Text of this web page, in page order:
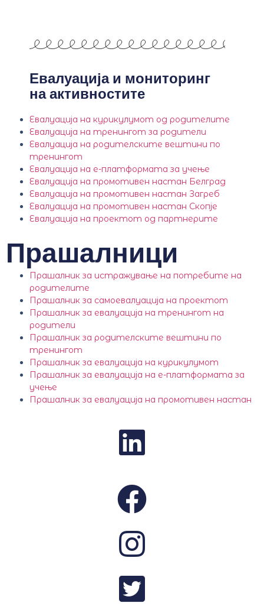
Евалуација и мониторинг
на активностите
Евалуација на курикулумот од родителите
Евалуација на тренингот за родители
Евалуација на родителските вештини по
тренингот
Евалуација на е-платформата за учење
Евалуација на промотивен настан Белград
Евалуација на промотивен настан Загреб
Евалуација на промотивен настан Скопје
Евалуација на проектот од партнерите
Прашалници
Прашалник за истражување на потребите на
родителите
Прашалник за самоевалуација на проектот
Прашалник за евалуација на тренингот на
родители
Прашалник за родителските вештини по
тренингот
Прашалник за евалуација на курикулумот
Прашалник за евалуација на е-платформата за
учење
Прашалник за евалуација на промотивен настан